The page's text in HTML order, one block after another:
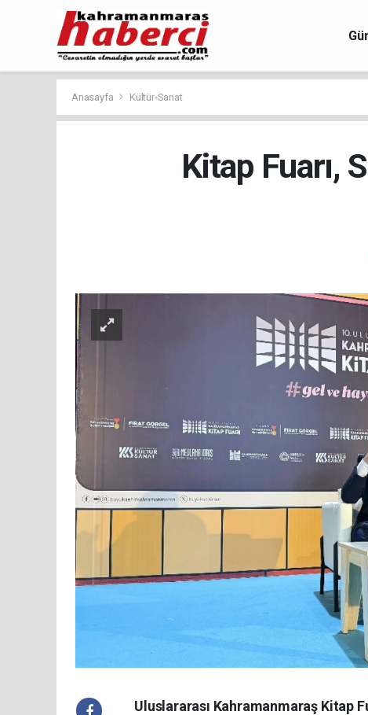
Anasayfa Kültür-Sanat
Kitap Fuarı,
Uluslararası Kahramanmaraş Kitap